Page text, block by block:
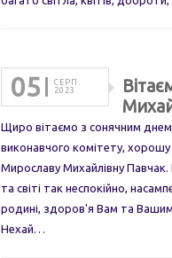
05
СЕРП.
2023
Щиро вітаємо з сонячним
виконавчого комітету,
Мирославу Михайлівну
та світі так неспокійно,
родині, здоров'я Вам та Вашим
Нехай…